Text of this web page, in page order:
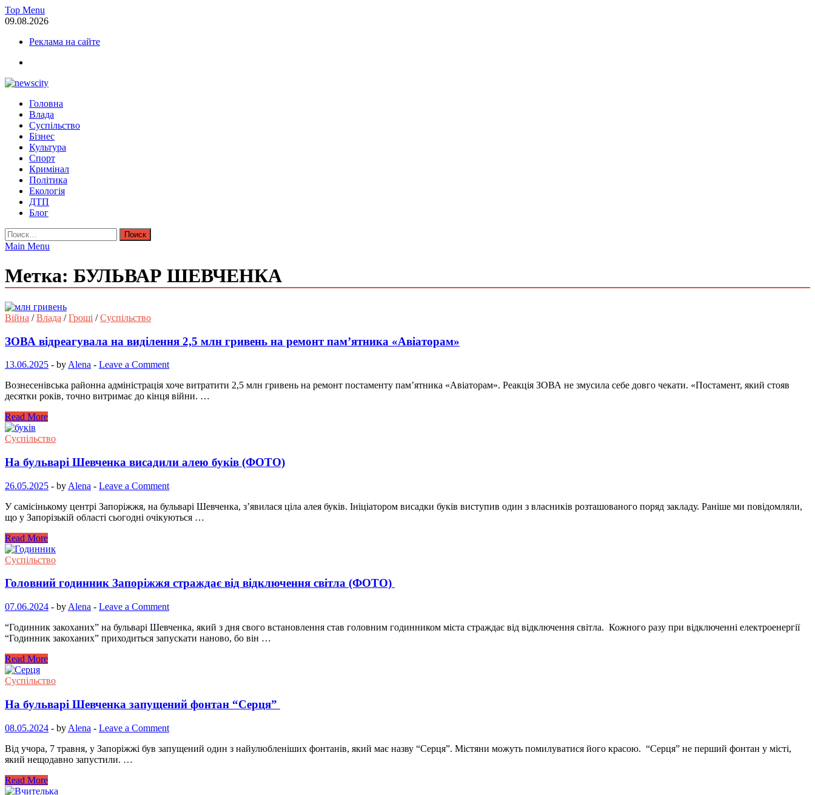
Skip
to
Top Menu
09.08.2026
Реклама на сайте
NewsCity — свежие новости Запорожья сегодня
Новости Запорожья и Запорожской области сегодня. События Запорожья, коррупция, политика, дтп, новости спорта
Головна
Влада
Суспільство
Бізнес
Культура
Спорт
Кримінал
Політика
Екологія
ДТП
Блог
Найти:
Main Menu
Метка: БУЛЬВАР ШЕВЧЕНКА
Війна /Влада /Гроші /Суспільство
ЗОВА відреагувала на виділення 2,5 млн гривень на ремонт пам’ятника «Авіаторам»
13.06.2025 - by Alena - Leave a Comment
Вознесенівська районна адміністрація хоче витратити 2,5 млн гривень на ремонт постаменту пам’ятника «Авіаторам». Реакція ЗОВА не змусила себе довго чекати. «Постамент, який стояв
десятки років, точно витримає до кінця війни. …
Read More
Суспільство
На бульварі Шевченка висадили алею буків (ФОТО)
26.05.2025 - by Alena - Leave a Comment
У самісінькому центрі Запоріжжя, на бульварі Шевченка, з’явилася ціла алея буків. Ініціатором висадки буків виступив один з власників розташованого поряд закладу. Раніше ми повідомляли,
що у Запорізькій області сьогодні очікуються …
Read More
Суспільство
Головний годинник Запоріжжя страждає від відключення світла (ФОТО)
07.06.2024 - by Alena - Leave a Comment
“Годинник закоханих” на бульварі Шевченка, який з дня свого встановлення став головним годинником міста страждає від відключення світла. Кожного разу при відключенні електроенергії
“Годинник закоханих” приходиться запускати наново, бо він …
Read More
Суспільство
На бульварі Шевченка запущений фонтан “Серця”
08.05.2024 - by Alena - Leave a Comment
Від учора, 7 травня, у Запоріжжі був запущений один з найулюбленіших фонтанів, який має назву “Серця”. Містяни можуть помилуватися його красою. “Серця” не перший фонтан у місті,
який нещодавно запустили. …
Read More